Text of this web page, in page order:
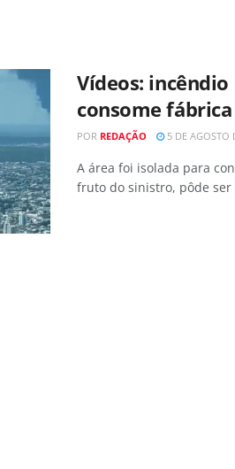
Vídeos:
consome
POR REDAÇÃO 5 DE AGOSTO
A área foi isolada para
fruto do sinistro, pôde ser